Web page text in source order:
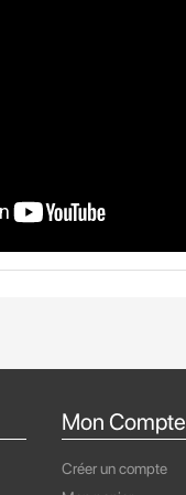
Mon Compte
Créer un compte